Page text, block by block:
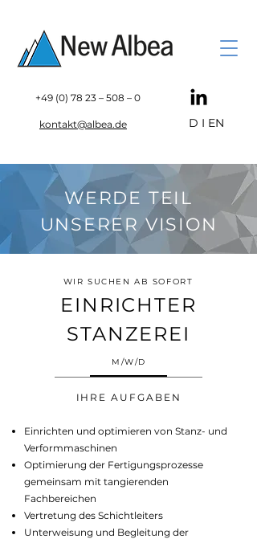
+49 (0) 78 23 – 508 – 0
kontakt@albea.de D I EN
WERDE TEIL
UNSERER VISION
WIR SUCHEN AB SOFORT
EINRICHTER
STANZEREI
M/W/D
IHRE AUFGABEN
Einrichten und optimieren von Stanz- und
Verformmaschinen
Optimierung der Fertigungsprozesse
gemeinsam mit tangierenden
Fachbereichen
Vertretung des Schichtleiters
Unterweisung und Begleitung der